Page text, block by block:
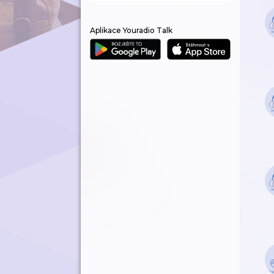
Aplikace Youradio Talk